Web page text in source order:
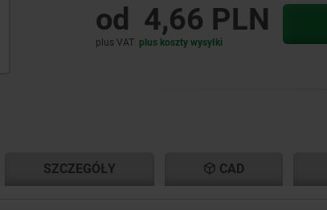
od 4,66 PLN
plus VAT plus koszty wysyłki
SZCZEGÓŁY CAD